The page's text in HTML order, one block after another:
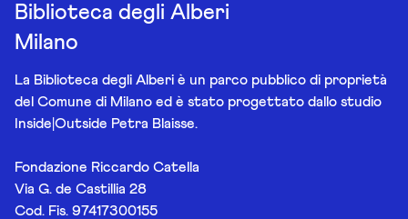
Biblioteca degli Alberi
Milano
La Biblioteca degli Alberi è un parco pubblico di proprietà
del Comune di Milano ed è stato progettato dallo studio
Inside|Outside Petra Blaisse.
Fondazione Riccardo Catella
Via G. de Castillia 28
Cod. Fis. 97417300155